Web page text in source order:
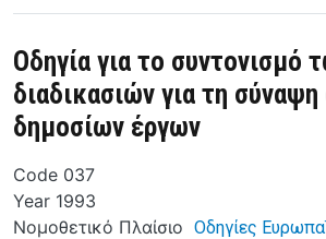
Οδηγία για το συντονισμό
διαδικασιών για τη
δημοσίων έργων
Code 037
Year 1993
Νομοθετικό Πλαίσιο Οδηγίες